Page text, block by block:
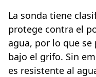
La sonda tiene
protege contra el
agua, por lo que se
bajo el grifo. Sin
es resistente al